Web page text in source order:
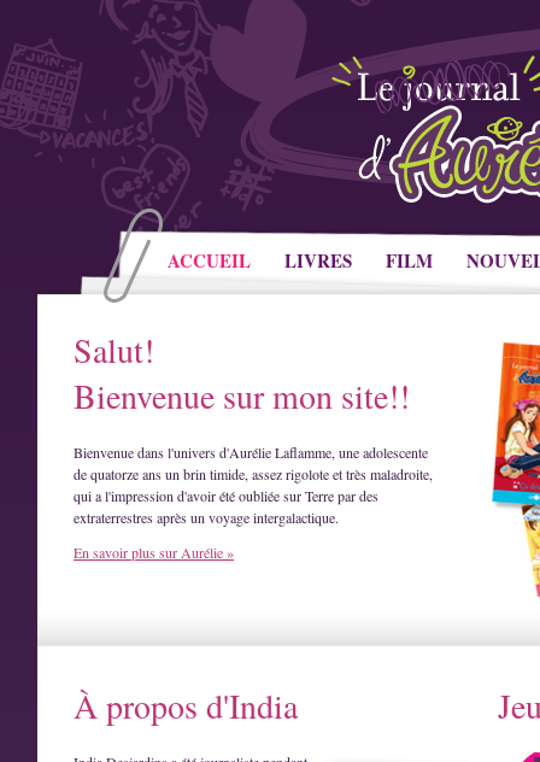
ACCUEIL LIVRES FILM
Salut!
Bienvenue sur mon site!!
Bienvenue dans l'univers d'Aurélie Laflamme, une adolescente
de quatorze ans un brin timide, assez rigolote et très maladroite,
qui a l'impression d'avoir été oubliée sur Terre par des
extraterrestres après un voyage intergalactique.
En savoir plus sur Aurélie »
À propos d'India